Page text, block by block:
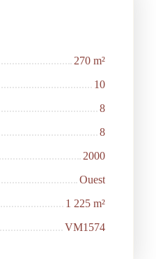
270 m²
10
8
8
2000
Ouest
1 225 m²
VM1574